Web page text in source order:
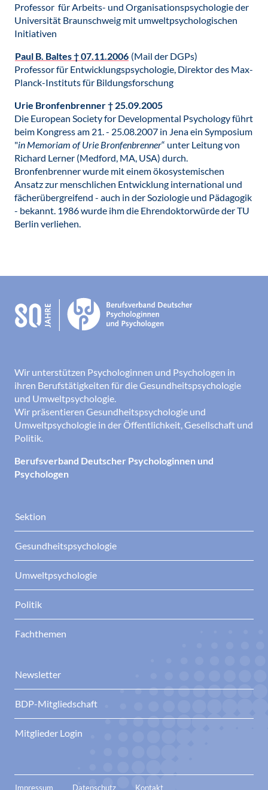
Professor für Arbeits- und Organisationspsychologie der
Universität Braunschweig mit umweltpsychologischen
Initiativen
Paul B. Baltes † 07.11.2006 (Mail der DGPs)
Professor für Entwicklungspsychologie, Direktor des Max-
Planck-Instituts für Bildungsforschung
Urie Bronfenbrenner † 25.09.2005
Die European Society for Developmental Psychology führt
beim Kongress am 21. - 25.08.2007 in Jena ein Symposium
"in Memoriam of Urie Bronfenbrenner“ unter Leitung von
Richard Lerner (Medford, MA, USA) durch.
Bronfenbrenner wurde mit einem ökosystemischen
Ansatz zur menschlichen Entwicklung international und
fächerübergreifend - auch in der Soziologie und Pädagogik
- bekannt. 1986 wurde ihm die Ehrendoktorwürde der TU
Berlin verliehen.
Wir unterstützen Psychologinnen und Psychologen in
ihren Berufstätigkeiten für die Gesundheitspsychologie
und Umweltpsychologie.
Wir präsentieren Gesundheitspsychologie und
Umweltpsychologie in der Öffentlichkeit, Gesellschaft und
Politik.
Berufsverband Deutscher Psychologinnen und
Psychologen
Sektion
Gesundheitspsychologie
Umweltpsychologie
Politik
Fachthemen
Newsletter
BDP-Mitgliedschaft
Mitglieder Login
Impressum Datenschutz Kontakt